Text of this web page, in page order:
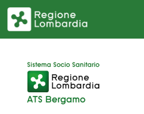
Salta al contenuto principale